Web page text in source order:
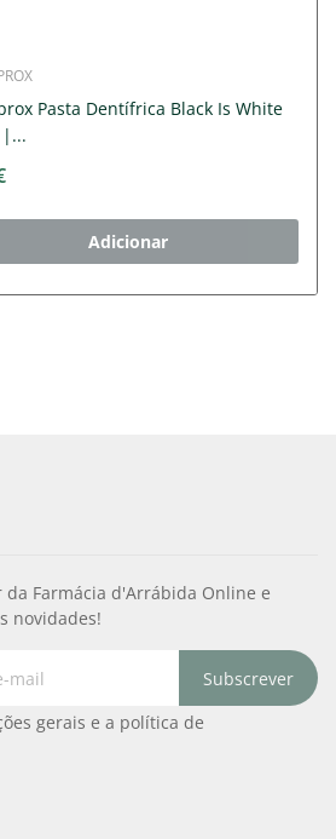
Pasta Dentífrica Black Is White
|...
Adicionar
da Farmácia d'Arrábida Online e
novidades!
Subscrever
gerais e a política de